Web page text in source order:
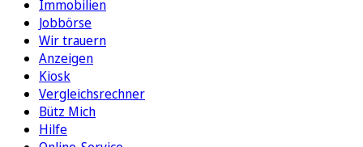
Immobilien
Jobbörse
Wir trauern
Anzeigen
Kiosk
Vergleichsrechner
Bütz Mich
Hilfe